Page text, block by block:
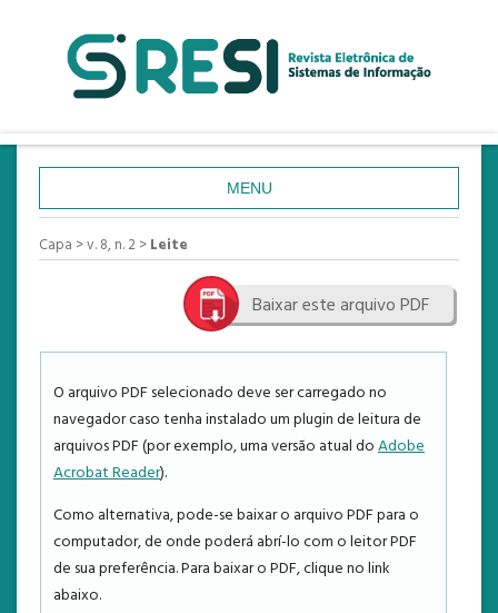
MENU
CAPA
SOBRE
CADASTRO
PESQUISA
ATUAL
ANTERIORES
NOTÍCIAS
ESTATÍSTICAS
TEMPLATE
Capa >v. 8, n. 2>Leite
Baixar este arquivo PDF
O arquivo PDF selecionado deve ser carregado no
navegador caso tenha instalado um plugin de leitura de
arquivos PDF (por exemplo, uma versão atual doAdobe
Acrobat Reader).
Como alternativa, pode-se baixar o arquivo PDF para o
computador, de onde poderá abrí-lo com o leitor PDF
de sua preferência. Para baixar o PDF, clique no link
abaixo.